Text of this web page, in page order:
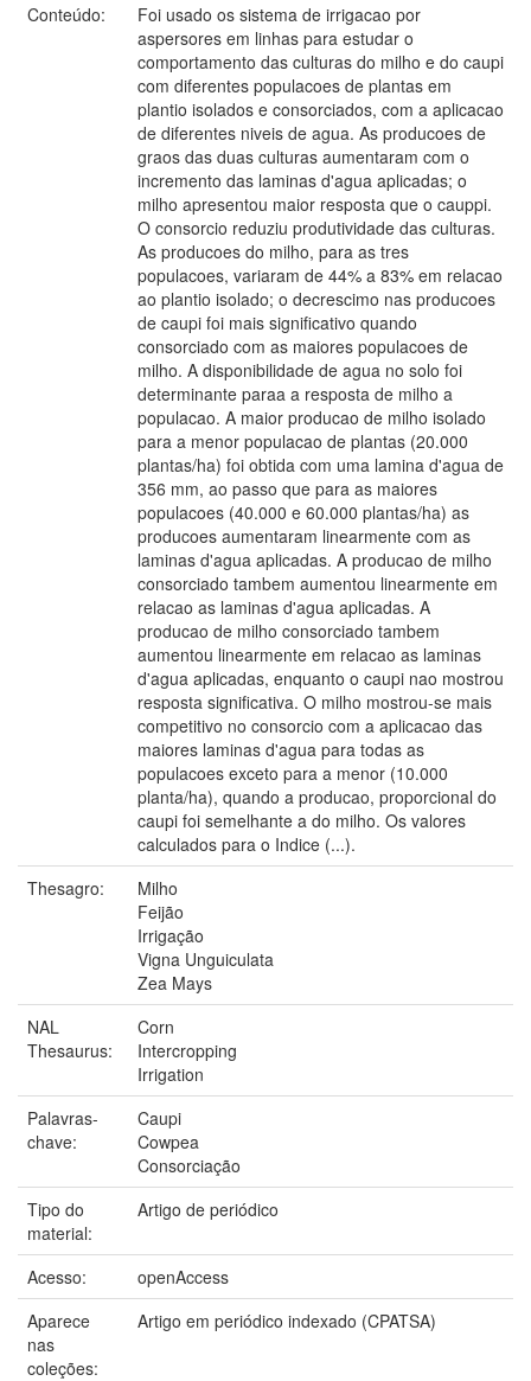
Conteúdo:
Foi usado os sistema de irrigacao por
aspersores em linhas para estudar o
comportamento das culturas do milho e do caupi
com diferentes populacoes de plantas em
plantio isolados e consorciados, com a aplicacao
de diferentes niveis de agua. As producoes de
graos das duas culturas aumentaram com o
incremento das laminas d'agua aplicadas; o
milho apresentou maior resposta que o cauppi.
O consorcio reduziu produtividade das culturas.
As producoes do milho, para as tres
populacoes, variaram de 44% a 83% em relacao
ao plantio isolado; o decrescimo nas producoes
de caupi foi mais significativo quando
consorciado com as maiores populacoes de
milho. A disponibilidade de agua no solo foi
determinante paraa a resposta de milho a
populacao. A maior producao de milho isolado
para a menor populacao de plantas (20.000
plantas/ha) foi obtida com uma lamina d'agua de
356 mm, ao passo que para as maiores
populacoes (40.000 e 60.000 plantas/ha) as
producoes aumentaram linearmente com as
laminas d'agua aplicadas. A producao de milho
consorciado tambem aumentou linearmente em
relacao as laminas d'agua aplicadas. A
producao de milho consorciado tambem
aumentou linearmente em relacao as laminas
d'agua aplicadas, enquanto o caupi nao mostrou
resposta significativa. O milho mostrou-se mais
competitivo no consorcio com a aplicacao das
maiores laminas d'agua para todas as
populacoes exceto para a menor (10.000
planta/ha), quando a producao, proporcional do
caupi foi semelhante a do milho. Os valores
calculados para o Indice (...).
Thesagro:
Milho
Feijão
Irrigação
Vigna Unguiculata
Zea Mays
NAL
Thesaurus:
Corn
Intercropping
Irrigation
Palavras-
chave:
Caupi
Cowpea
Consorciação
Tipo do
material:
Artigo de periódico
Acesso:
openAccess
Aparece
nas
coleções:
Artigo em periódico indexado (CPATSA)